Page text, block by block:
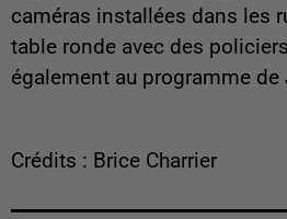
caméras installées dans les
table ronde avec des
également au programme de
Crédits : Brice Charrier